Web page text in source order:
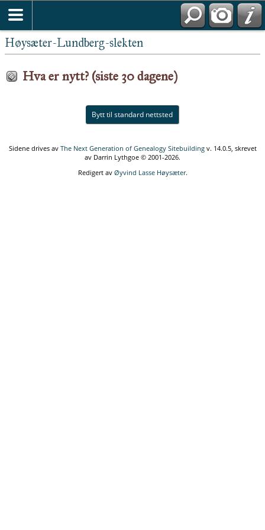
Høysæter-Lundberg-slekten
Hva er nytt? (siste 30 dagene)
Bytt til standard nettsted
Sidene drives av The Next Generation of Genealogy Sitebuildingv. 14.0.5, skrevet
av Darrin Lythgoe © 2001-2026.
Redigert av Øyvind Lasse Høysæter.